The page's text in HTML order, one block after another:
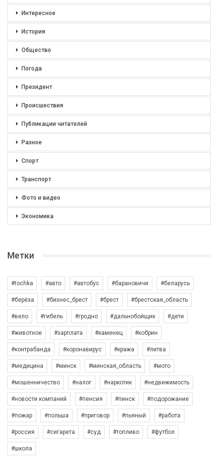
Интересное
История
Общество
Погода
Президент
Происшествия
Публикации читателей
Разное
Спорт
Транспорт
Фото и видео
Экономика
Метки
#tochka #авто #автобус #барановичи #беларусь
#берёза #бизнес_брест #брест #брестская_область
#вело #гибель #гродно #дальнобойщик #дети
#животное #зарплата #каменец #кобрин
#контрабанда #коронавирус #кража #литва
#медицина #минск #минская_область #мото
#мошенничество #налог #наркотик #недвижимость
#новости компаний #пенсия #пинск #подорожание
#пожар #польша #приговор #пьяный #работа
#россия #сигарета #суд #топливо #футбол
#школа